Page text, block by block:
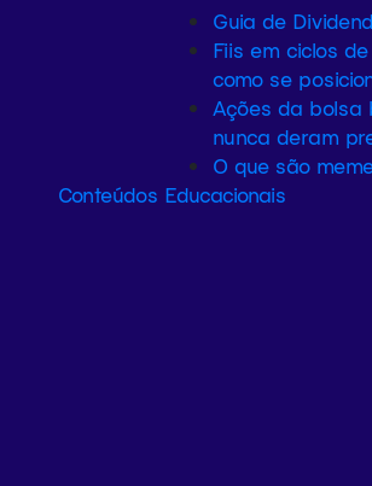
Guia de
Fiis em ciclos
como se
Ações da bolsa
nunca deram
O que são
Conteúdos Educacionais